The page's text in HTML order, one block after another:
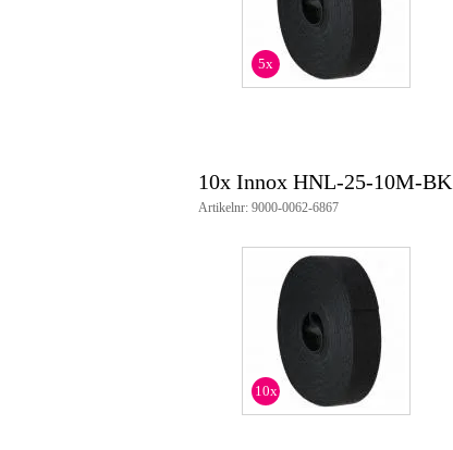
5x
10x Innox HNL-25-10M-BK
Artikelnr: 9000-0062-6867
10x